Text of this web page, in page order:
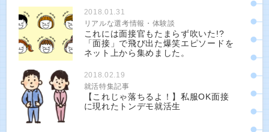
2018.01.31
リアルな選考情報・体験談
これには面接官もたまらず吹いた!?
「面接」で飛び出た爆笑エピソードを
ネット上から集めました。
2018.02.19
就活特集記事
【これじゃ落ちるよ！】私服OK面接
に現れたトンデモ就活生